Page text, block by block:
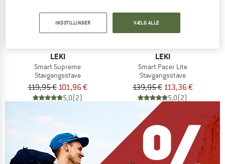
LEKI
Smart Supreme
Stavgangsstave
119,95 € 101,96 €
5,0(2)
LEKI
Smart Pacer Lite
Stavgangsstave
139,95 € 113,36 €
5,0(2)
INDSTILLINGER VÆLG ALLE